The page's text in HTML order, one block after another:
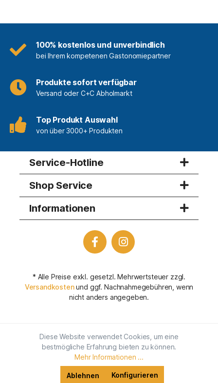
100% kostenlos und unverbindlich
bei Ihrem kompetenen Gastonomiepartner
Produkte sofort verfügbar
Versand oder C+C Abholmarkt
Top Produkt Auswahl
von über 3000+ Produkten
Service-Hotline
Shop Service
Informationen
* Alle Preise exkl. gesetzl. Mehrwertsteuer zzgl.
Versandkostenund ggf. Nachnahmegebühren, wenn
nicht anders angegeben.
Diese Website verwendet Cookies, um eine
bestmögliche Erfahrung bieten zu können.
Mehr Informationen ...
Ablehnen Konfigurieren